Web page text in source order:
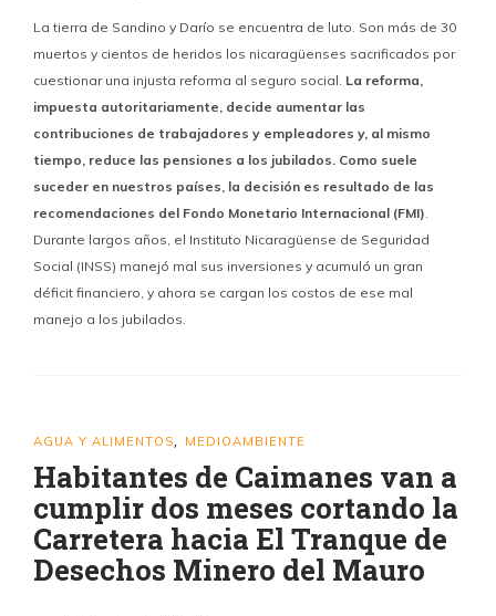
La tierra de Sandino y Darío se encuentra de luto. Son más de 30
muertos y cientos de heridos los nicaragüenses sacrificados por
cuestionar una injusta reforma al seguro social. La reforma,
impuesta autoritariamente, decide aumentar las
contribuciones de trabajadores y empleadores y, al mismo
tiempo, reduce las pensiones a los jubilados. Como suele
suceder en nuestros países, la decisión es resultado de las
recomendaciones del Fondo Monetario Internacional (FMI).
Durante largos años, el Instituto Nicaragüense de Seguridad
Social (INSS) manejó mal sus inversiones y acumuló un gran
déficit financiero, y ahora se cargan los costos de ese mal
manejo a los jubilados.
AGUA Y ALIMENTOS MEDIOAMBIENTE
Habitantes de Caimanes van a
cumplir dos meses cortando la
Carretera hacia El Tranque de
Desechos Minero del Mauro